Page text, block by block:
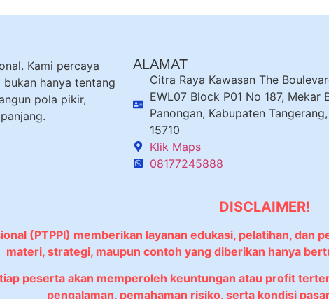
Kami percaya
hanya tentang
pola pikir,
ALAMAT
Citra Raya Kawasan The
EWL07 Block P01 No 187, Mekar
Panongan, Kabupaten
15710
Klik Maps
08177245888
DISCLAIMER!
(PTPPI) memberikan layanan edukasi, pelatihan,
materi, strategi, maupun contoh yang diberikan hanya
peserta akan memperoleh keuntungan atau profit
pengalaman, pemahaman risiko, serta kondisi